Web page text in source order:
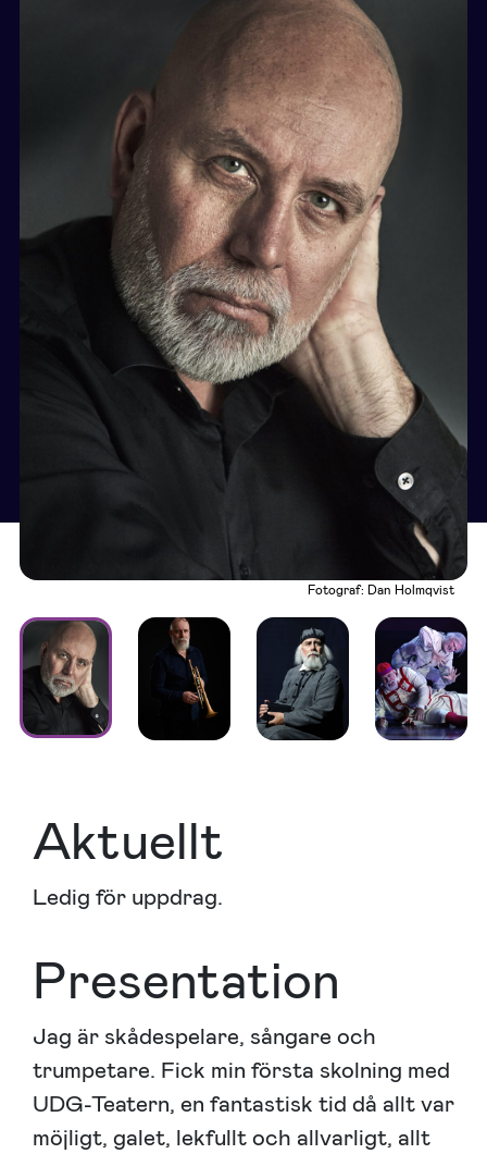
Fotograf: Dan Holmqvist
Aktuellt
Ledig för uppdrag.
Presentation
Jag är skådespelare, sångare och
trumpetare. Fick min första skolning med
UDG-Teatern, en fantastisk tid då allt var
möjligt, galet, lekfullt och allvarligt, allt